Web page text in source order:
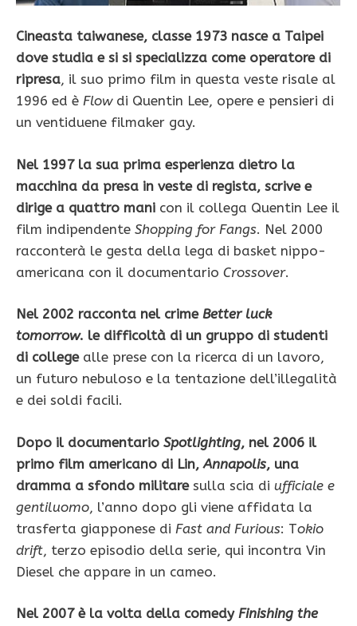
Cineasta taiwanese, classe 1973 nasce a Taipei
dove studia e si si specializza come operatore di
ripresa, il suo primo film in questa veste risale al
1996 ed è Flowdi Quentin Lee, opere e pensieri di
un ventiduene filmaker gay.
Nel 1997 la sua prima esperienza dietro la
macchina da presa in veste di regista, scrive e
dirige a quattro mani con il collega Quentin Lee il
film indipendente Shopping for Fangs. Nel 2000
racconterà le gesta della lega di basket nippo-
americana con il documentario Crossover.
Nel 2002 racconta nel crime Better luck
tomorrow. le difficoltà di un gruppo di studenti
di college alle prese con la ricerca di un lavoro,
un futuro nebuloso e la tentazione dell’illegalità
e dei soldi facili.
Dopo il documentario Spotlighting, nel 2006 il
primo film americano di Lin,Annapolis, una
dramma a sfondo militaresulla scia di ufficiale e
gentiluomo, l’anno dopo gli viene affidata la
trasferta giapponese di Fast and Furious: Tokio
drift, terzo episodio della serie, qui incontra Vin
Diesel che appare in un cameo.
Nel 2007 è la volta della comedy Finishing the